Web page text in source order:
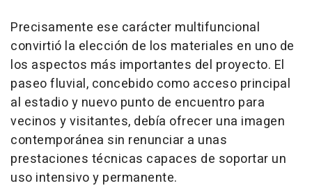
Precisamente ese carácter multifuncional
convirtió la elección de los materiales en uno de
los aspectos más importantes del proyecto. El
paseo fluvial, concebido como acceso principal
al estadio y nuevo punto de encuentro para
vecinos y visitantes, debía ofrecer una imagen
contemporánea sin renunciar a unas
prestaciones técnicas capaces de soportar un
uso intensivo y permanente.